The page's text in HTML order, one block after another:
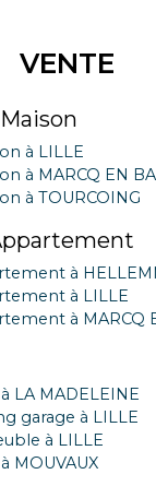
VENTE
à LILLE
à MARCQ EN
à TOURCOING
à
à LILLE
à MARCQ
LA MADELEINE
garage à LILLE
à LILLE
MOUVAUX